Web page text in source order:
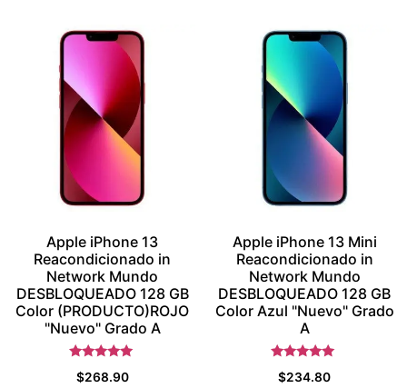
Apple iPhone 13
Reacondicionado in
Network Mundo
DESBLOQUEADO 128 GB
Color (PRODUCTO)ROJO
"Nuevo" Grado A
Valorado con
5.5
$268.90
Apple iPhone 13 Mini
Reacondicionado in
Network Mundo
DESBLOQUEADO 128 GB
Color Azul "Nuevo" Grado
A
Valorado con
5.5
$234.80